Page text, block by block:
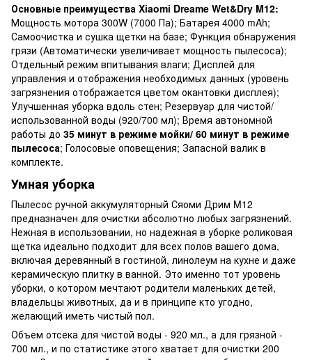
Основные преимущества Xiaomi Dreame Wet&Dry M12:
Мощность мотора 300W (7000 Па); Батарея 4000 mAh;
Самоочистка и сушка щетки на базе; Функция обнаружения
грязи (Автоматически увеличивает мощность пылесоса);
Отдельный режим впитывания влаги; Дисплей для
управления и отображения необходимых данных (уровень
загрязнения отображается цветом окантовки дисплея);
Улучшенная уборка вдоль стен; Резервуар для чистой/
использованной воды (920/700 мл); Время автономной
работы до 35 минут в режиме мойки/ 60 минут в режиме
пылесоса; Голосовые оповещения; Запасной валик в
комплекте.
Умная уборка
Пылесос ручной аккумуляторный Сяоми Дрим M12
предназначен для очистки абсолютно любых загрязнений.
Нежная в использовании, но надежная в уборке роликовая
щетка идеально подходит для всех полов вашего дома,
включая деревянный в гостиной, линолеум на кухне и даже
керамическую плитку в ванной. Это именно тот уровень
уборки, о котором мечтают родители маленьких детей,
владельцы животных, да и в принципе кто угодно,
желающий иметь чистый пол.
Объем отсека для чистой воды - 920 мл., а для грязной -
700 мл., и по статистике этого хватает для очистки 200